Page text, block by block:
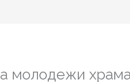
молодежи